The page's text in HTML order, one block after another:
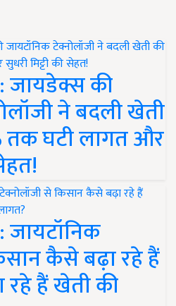
जायडेक्स की
ने बदली खेती
तक घटी लागत और
जायटॉनिक
कैसे बढ़ा रहे हैं
रहे हैं खेती की